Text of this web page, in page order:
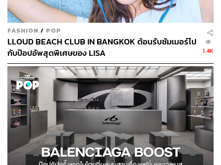
Ghee Gelato House
Ghee Gelato House ร้านเจลาโตสัญชาติไทยย่านท่าเตียนที่
คิดค้นรสชาติสนุกๆ ออกมามากมายไม่ว่าจะเป็น Greek
Yoghurt Granola ที่หยิบเอาเมนูอาหารเช้ามาทำเป็นรสชาติ
FASHION / POP
LLOUD BEACH CLUB IN BANGKOK ต้อนรับซัมเมอร์ไป
กับป๊อปอัพสุดพิเศษของ LISA
1.4K